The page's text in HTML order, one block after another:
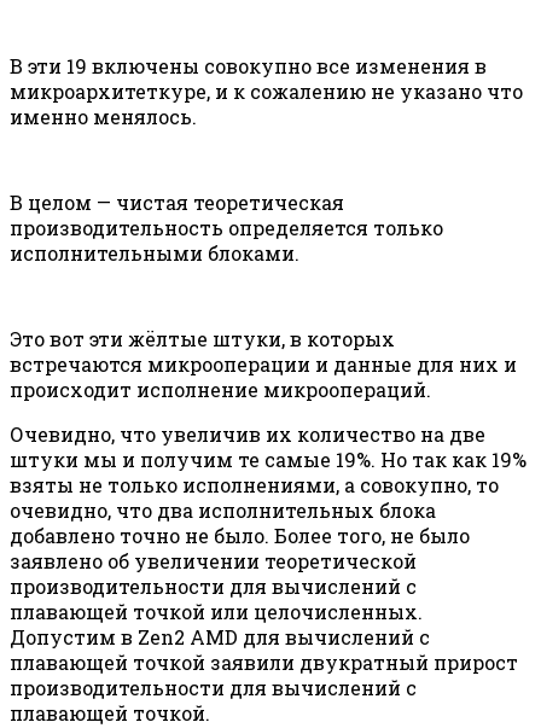
В эти 19 включены совокупно все изменения в
микроархитеткуре, и к сожалению не указано что
именно менялось.
В целом — чистая теоретическая
производительность определяется только
исполнительными блоками.
Это вот эти жёлтые штуки, в которых
встречаются микрооперации и данные для них и
происходит исполнение микроопераций.
Очевидно, что увеличив их количество на две
штуки мы и получим те самые 19%. Но так как 19%
взяты не только исполнениями, а совокупно, то
очевидно, что два исполнительных блока
добавлено точно не было. Более того, не было
заявлено об увеличении теоретической
производительности для вычислений с
плавающей точкой или целочисленных.
Допустим в Zen2 AMD для вычислений с
плавающей точкой заявили двукратный прирост
производительности для вычислений с
плавающей точкой.